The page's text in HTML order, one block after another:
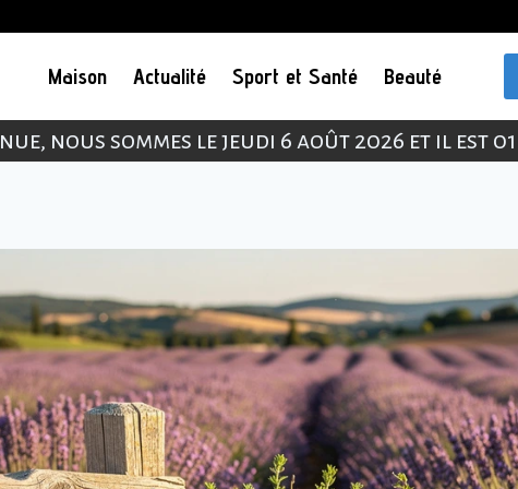
Maison Actualité Sport et Santé Beauté
nous sommes le jeudi 6 août 2026 et il est